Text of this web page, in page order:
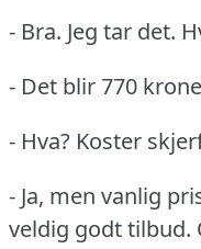
- Bra. Jeg tar det.
- Det blir 770
- Hva? Koster
- Ja, men vanlig
veldig godt tilbud.